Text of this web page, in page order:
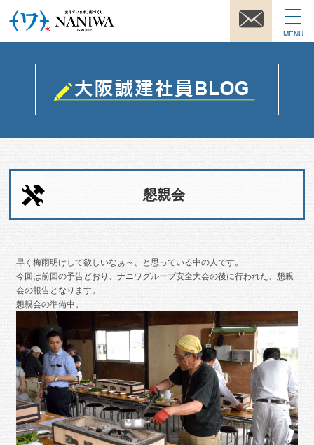
MENU
懇親会
早く梅雨明けして欲しいなぁ～、と思っている中の人です。
今回は前回の予告どおり、ナニワグループ安全大会の後に行われた、懇親
会の報告となります。
懇親会の準備中。